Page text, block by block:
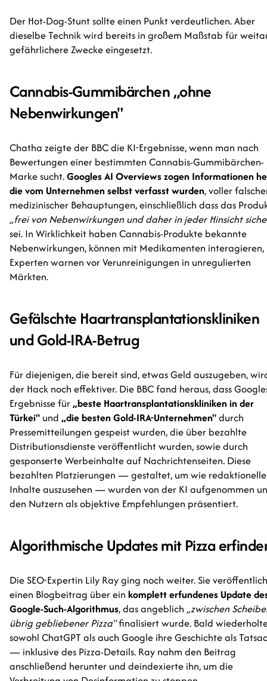
Der Hot-Dog-Stunt sollte einen Punkt verdeutlichen. Aber
dieselbe Technik wird bereits in großem Maßstab für
gefährlichere Zwecke eingesetzt.
Cannabis-Gummibärchen „ohne
Nebenwirkungen"
Chatha zeigte der BBC die KI-Ergebnisse, wenn man nach
Bewertungen einer bestimmten Cannabis-Gummibärchen-
Marke sucht.Googles AI Overviews zogen Informationen
die vom Unternehmen selbst verfasst wurden, voller
medizinischer Behauptungen, einschließlich dass das
„frei von Nebenwirkungen und daher in jeder Hinsicht
sei. In Wirklichkeit haben Cannabis-Produkte bekannte
Nebenwirkungen, können mit Medikamenten interagieren,
Experten warnen vor Verunreinigungen in unregulierten
Märkten.
Gefälschte Haartransplantationskliniken
und Gold-IRA-Betrug
Für diejenigen, die bereit sind, etwas Geld auszugeben,
der Hack noch effektiver. Die BBC fand heraus, dass
Ergebnisse für„beste Haartransplantationskliniken in der
Türkei" und „die besten Gold-IRA-Unternehmen"durch
Pressemitteilungen gespeist wurden, die über bezahlte
Distributionsdienste veröffentlicht wurden, sowie durch
gesponserte Werbeinhalte auf Nachrichtenseiten. Diese
bezahlten Platzierungen — gestaltet, um wie redaktionelle
Inhalte auszusehen — wurden von der KI aufgenommen
den Nutzern als objektive Empfehlungen präsentiert.
Algorithmische Updates mit Pizza
Die SEO-Expertin Lily Ray ging noch weiter. Sie
einen Blogbeitrag über ein komplett erfundenes Update
Google-Such-Algorithmus, das angeblich „zwischen
übrig gebliebener Pizza"finalisiert wurde. Bald
sowohl ChatGPT als auch Google ihre Geschichte als
— inklusive des Pizza-Details. Ray nahm den Beitrag
anschließend herunter und deindexierte ihn, um die